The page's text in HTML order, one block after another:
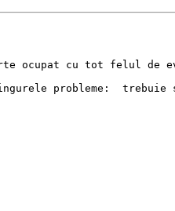
ocupat cu tot felul de
probleme: